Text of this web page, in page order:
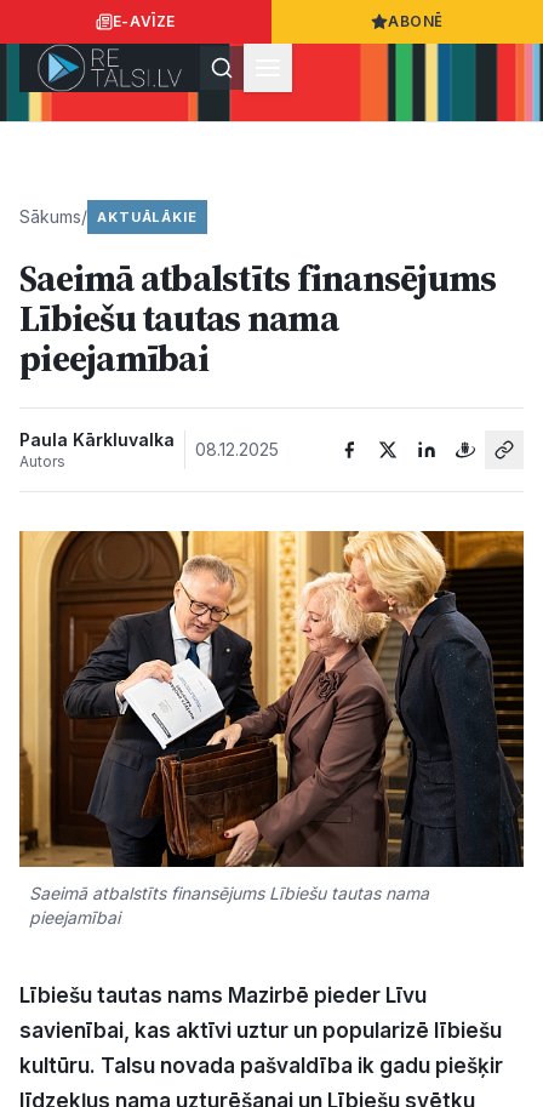
E-AVĪZE ABONĒ
Ziņas
Sabiedrība
Dzīvesstils
Kultūra
Bizness
Video
Vieta
Pasākumi
Reklāma
Sākums/ AKTUĀLĀKIE
Saeimā atbalstīts finansējums
Lībiešu tautas nama
pieejamībai
Paula Kārkluvalka
Autors
08.12.2025
Saeimā atbalstīts finansējums Lībiešu tautas nama
pieejamībai
Lībiešu tautas nams Mazirbē pieder Līvu
savienībai, kas aktīvi uztur un popularizē lībiešu
kultūru. Talsu novada pašvaldība ik gadu piešķir
līdzekļus nama uzturēšanai un Lībiešu svētku